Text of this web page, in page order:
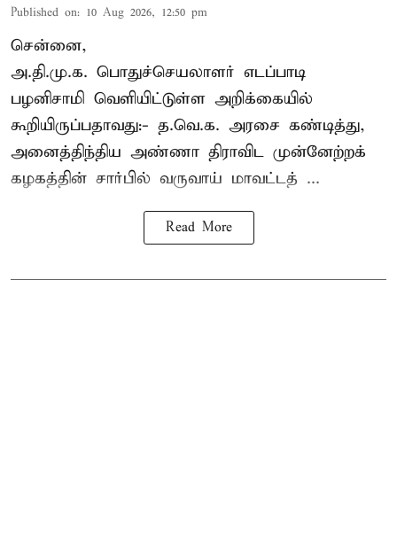
Published on: 10 Aug 2026, 12:50 pm
சென்னை,
அ.தி.மு.க. பொதுச்செயலாளர் எடப்பாடி
பழனிசாமி வெளியிட்டுள்ள அறிக்கையில்
கூறியிருப்பதாவது:- த.வெ.க. அரசை கண்டித்து,
அனைத்திந்திய அண்ணா திராவிட முன்னேற்றக்
கழகத்தின் சார்பில் வருவாய் மாவட்டத் ...
Read More